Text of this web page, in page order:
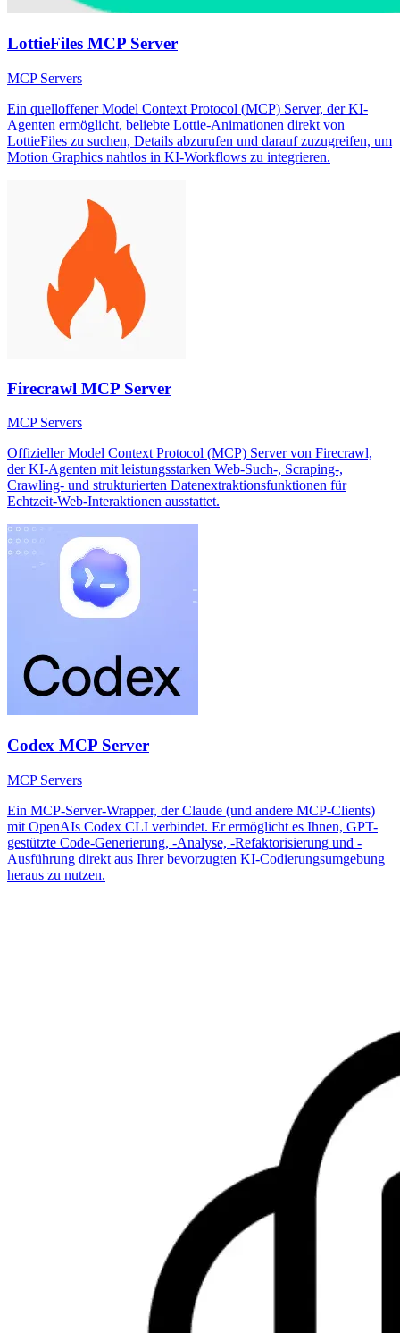
LottieFiles MCP Server
MCP Servers
Ein quelloffener Model Context Protocol (MCP) Server, der KI-
Agenten ermöglicht, beliebte Lottie-Animationen direkt von
LottieFiles zu suchen, Details abzurufen und darauf zuzugreifen, um
Motion Graphics nahtlos in KI-Workflows zu integrieren.
Firecrawl MCP Server
MCP Servers
Offizieller Model Context Protocol (MCP) Server von Firecrawl,
der KI-Agenten mit leistungsstarken Web-Such-, Scraping-,
Crawling- und strukturierten Datenextraktionsfunktionen für
Echtzeit-Web-Interaktionen ausstattet.
Codex MCP Server
MCP Servers
Ein MCP-Server-Wrapper, der Claude (und andere MCP-Clients)
mit OpenAIs Codex CLI verbindet. Er ermöglicht es Ihnen, GPT-
gestützte Code-Generierung, -Analyse, -Refaktorisierung und -
Ausführung direkt aus Ihrer bevorzugten KI-Codierungsumgebung
heraus zu nutzen.